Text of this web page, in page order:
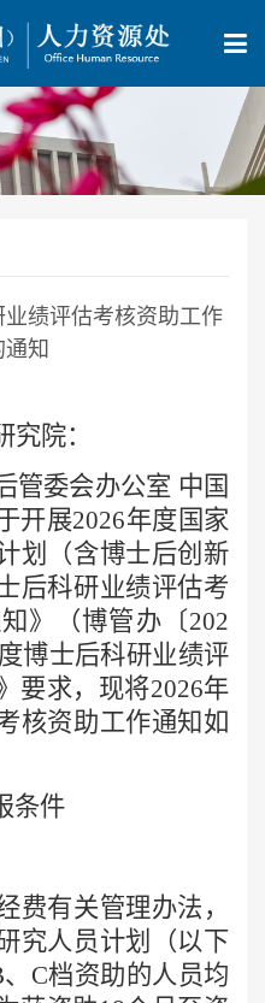
绩评估考核资助工作
知
究院：
管委会办公室 中国
开展2026年度国家
划（含博士后创新
后科研业绩评估考
》（博管办〔202
博士后科研业绩评
要求，现将2026年
核资助工作通知如
条件
费有关管理办法，
究人员计划（以下
C档资助的人员均